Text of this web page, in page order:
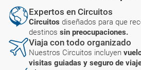
Expertos en Circuitos
Circuitos diseñados para que
destinos sin preocupaciones.
Viaja con todo organizado
Nuestros Circuitos incluyen
visitas guiadas y seguro de